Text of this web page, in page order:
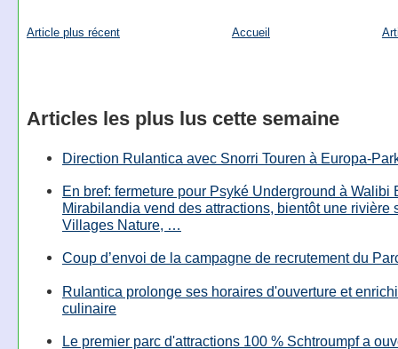
Article plus récent Accueil
Articles les plus lus cette semaine
Direction Rulantica avec Snorri Touren à Europa-
En bref: fermeture pour Psyké Underground à Walibi
Mirabilandia vend des attractions, bientôt une rivière
Villages Nature, …
Coup d’envoi de la campagne de recrutement du
Rulantica prolonge ses horaires d'ouverture et
culinaire
Le premier parc d'attractions 100 % Schtroumpf a